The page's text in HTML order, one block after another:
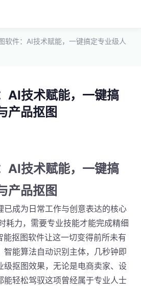
软件：AI技术赋能，一键搞定专业级人
AI技术赋能，一键搞
产品抠图
AI技术赋能，一键搞
产品抠图
已成为日常工作与创意表达的核心
耗力，需要专业技能才能完成精细
抠图软件让这一切变得前所未有
能算法自动识别主体，几秒钟即
级抠图效果，无论是电商卖家、设
能轻松驾驭这项曾经属于专业人士